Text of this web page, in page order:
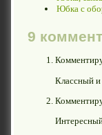
Юбка с
9
Классный и